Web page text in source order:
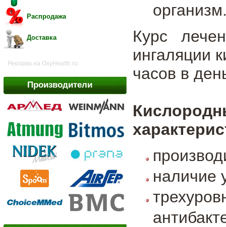
Распродажа
Доставка
Реклама на OxyHealth.ru:
Производители
Курс
ингаляции
часов в
наличие